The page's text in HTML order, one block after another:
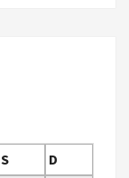
S
D